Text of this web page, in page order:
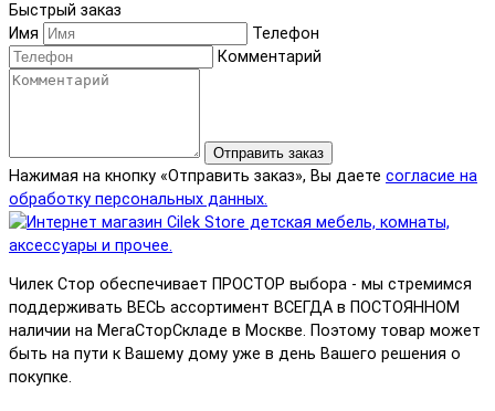
Быстрый заказ
Имя
Телефон
Комментарий
Отправить заказ
Нажимая на кнопку «Отправить заказ», Вы даете согласие на
обработку персональных данных.
Чилек Стор обеспечивает ПРОСТОР выбора - мы стремимся
поддерживать ВЕСЬ ассортимент ВСЕГДА в ПОСТОЯННОМ
наличии на МегаСторСкладе в Москве. Поэтому товар может
быть на пути к Вашему дому уже в день Вашего решения о
покупке.